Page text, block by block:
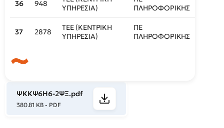
36 948
ΥΠΗΡΕΣΙΑ)
ΠΛΗΡΟΦΟΡΙΚΗΣ
37 2878
ΤΕΕ (ΚΕΝΤΡΙΚΗ
ΥΠΗΡΕΣΙΑ)
ΠΕ
ΠΛΗΡΟΦΟΡΙΚΗΣ
ΨΚΚΨ6Η6-2ΨΞ.pdf
380.81 KB - PDF